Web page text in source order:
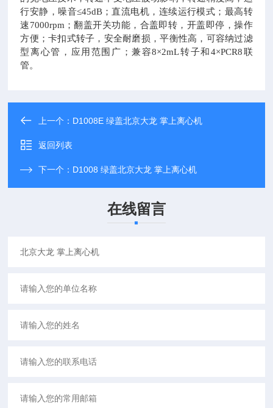
行安静，噪音≤45dB；直流电机，连续运行模式；最高转
速7000rpm；翻盖开关功能，合盖即转，开盖即停，操作
方便；卡扣式转子，安全耐磨损，平衡性高，可容纳过滤
型离心管，应用范围广；兼容8×2mL转子和4×PCR8联
管。
上一个： D1008E 绿盖北京大龙 掌上离心机
返回列表
下一个： D1008 绿盖北京大龙 掌上离心机
在线留言